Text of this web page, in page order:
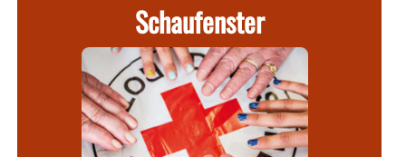
Schaufenster